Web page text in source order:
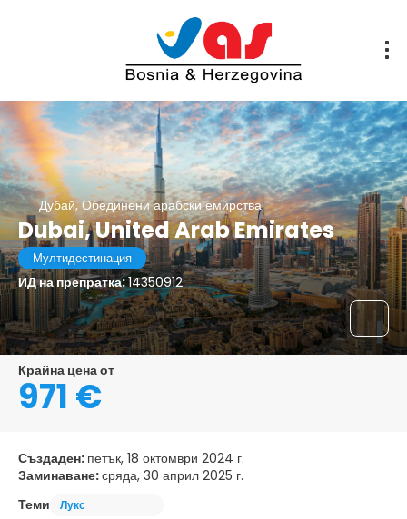
Дубай, Обединени арабски емирства
Dubai, United Arab Emirates
Мултидестинация
ИД на препратка:14350912
Крайна цена от
971 €
Създаден: петък, 18 октомври 2024 г.
Заминаване:сряда, 30 април 2025 г.
Теми
Лукс